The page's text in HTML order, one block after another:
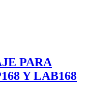
PARA
Y LAB168